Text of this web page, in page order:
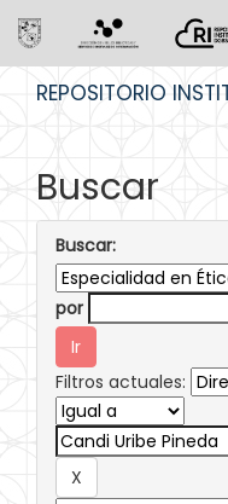
REPOSITORIO
Buscar
Buscar:
por
Filtros actuales: